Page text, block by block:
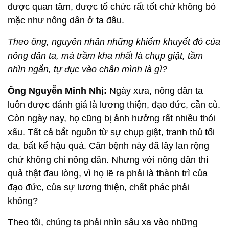
được quan tâm, được tổ chức rất tốt chứ không bỏ
mặc như nông dân ở ta đâu.
Theo ông, nguyên nhân những khiếm khuyết đó của
nông dân ta, mà trầm kha nhất là chụp giật, tầm
nhìn ngắn, tự đục vào chân mình là gì?
Ông Nguyễn Minh Nhị: Ngày xưa, nông dân ta
luôn được đánh giá là lương thiện, đạo đức, cần cù.
Còn ngày nay, họ cũng bị ảnh hưởng rất nhiều thói
xấu. Tất cả bắt nguồn từ sự chụp giật, tranh thủ tối
đa, bất kể hậu quả. Căn bệnh này đã lây lan rộng
chứ không chỉ nông dân. Nhưng với nông dân thì
quả thật đau lòng, vì họ lẽ ra phải là thành trì của
đạo đức, của sự lương thiện, chất phác phải
không?
Theo tôi, chúng ta phải nhìn sâu xa vào những